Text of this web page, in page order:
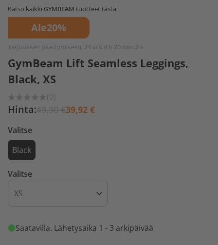
Katso kaikki GYMBEAM tuotteet tästä
Ale20%
Tarjouksen päättymiseen: 24 vrk 4 h 20 min 2 s
GymBeam Lift Seamless Leggings,
Black, XS
(0)
Hinta:49,90 €39,92 €
Valitse
Black
Valitse
Saatavilla. Lähetysaika 1 - 3 arkipäivää